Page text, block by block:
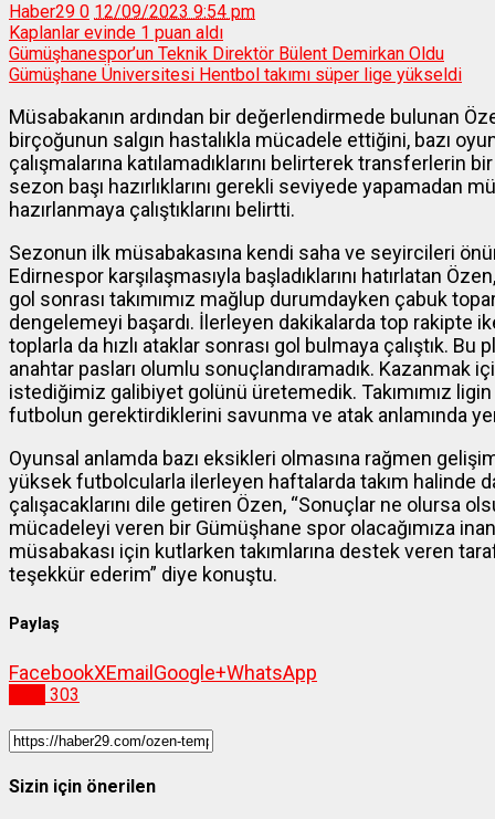
Haber29 0 12/09/2023 9:54 pm
Kaplanlar evinde 1 puan aldı
Gümüşhanespor’un Teknik Direktör Bülent Demirkan Oldu
Gümüşhane Üniversitesi Hentbol takımı süper lige yükseldi
Müsabakanın ardından bir değerlendirmede bulunan
birçoğunun salgın hastalıkla mücadele ettiğini, bazı
çalışmalarına katılamadıklarını belirterek transferlerin
sezon başı hazırlıklarını gerekli seviyede yapamadan
hazırlanmaya çalıştıklarını belirtti.
Sezonun ilk müsabakasına kendi saha ve seyircileri
Edirnespor karşılaşmasıyla başladıklarını hatırlatan
gol sonrası takımımız mağlup durumdayken çabuk
dengelemeyi başardı. İlerleyen dakikalarda top rakipte
toplarla da hızlı ataklar sonrası gol bulmaya çalıştık.
anahtar pasları olumlu sonuçlandıramadık.
istediğimiz galibiyet golünü üretemedik. Takımımız
futbolun gerektirdiklerini savunma ve atak anlamında
Oyunsal anlamda bazı eksikleri olmasına rağmen
yüksek futbolcularla ilerleyen haftalarda takım halinde
çalışacaklarını dile getiren Özen, “Sonuçlar ne olursa
mücadeleyi veren bir Gümüşhane spor olacağımıza
müsabakası için kutlarken takımlarına destek veren
teşekkür ederim” diye konuştu.
Paylaş
FacebookXEmail Google+WhatsApp
303
Sizin için önerilen